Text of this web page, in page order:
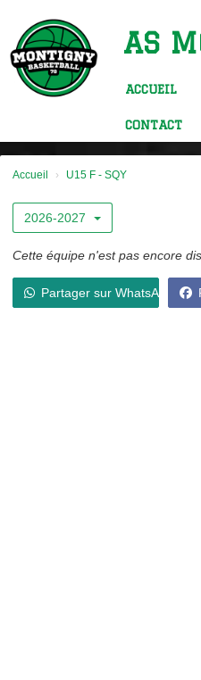
AS
ACCUEIL
CONTACT
Accueil U15 F - SQY
2026-2027
Cette équipe n'est pas encore
Partager sur WhatsApp